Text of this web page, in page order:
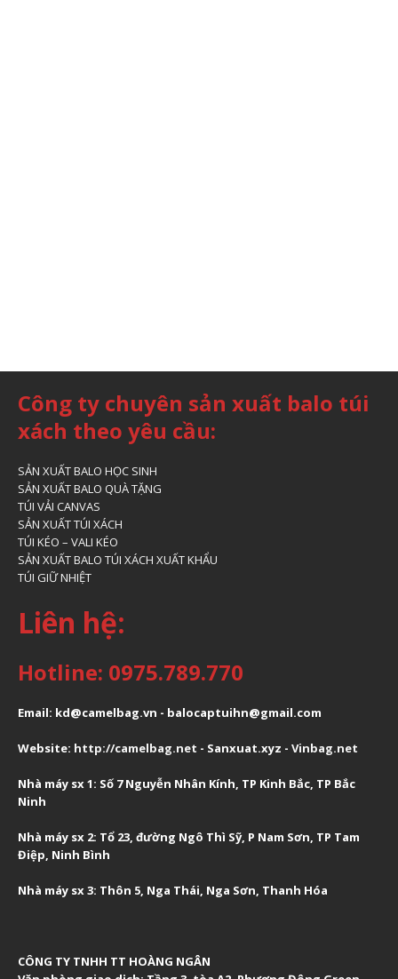
Công ty chuyên sản xuất balo túi
xách theo yêu cầu:
SẢN XUẤT BALO HỌC SINH
SẢN XUẤT BALO QUÀ TẶNG
TÚI VẢI CANVAS
SẢN XUẤT TÚI XÁCH
TÚI KÉO – VALI KÉO
SẢN XUẤT BALO TÚI XÁCH XUẤT KHẨU
TÚI GIỮ NHIỆT
Liên hệ:
Hotline: 0975.789.770
Email: kd@camelbag.vn - balocaptuihn@gmail.com
Website: http://camelbag.net - Sanxuat.xyz - Vinbag.net
Nhà máy sx 1: Số 7 Nguyễn Nhân Kính, TP Kinh Bắc, TP Bắc
Ninh
Nhà máy sx 2: Tổ 23, đường Ngô Thì Sỹ, P Nam Sơn, TP Tam
Điệp, Ninh Bình
Nhà máy sx 3: Thôn 5, Nga Thái, Nga Sơn, Thanh Hóa
CÔNG TY TNHH TT HOÀNG NGÂN